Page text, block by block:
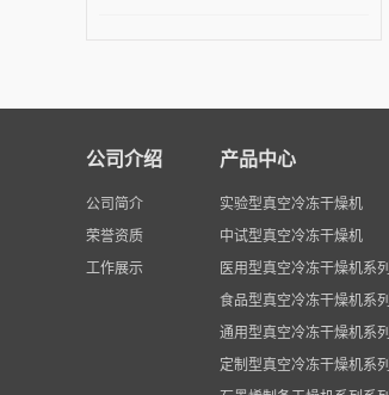
多的效益和价值，为
实现绿色生产，低碳
献。...
行各种酶类，肽类，
的生化层析分析试
验。也可用于其他需
或用于物品冷藏。专
的各种应用设计，可
备和其它简易安装的
仪器和设备。...
公司介绍
公司简介
荣誉资质
工作展示
产品中心
实验型真空冷冻干燥机
中试型真空冷冻干燥机
医用型真空冷冻干燥机系列
食品型真空冷冻干燥机系列
通用型真空冷冻干燥机系列
定制型真空冷冻干燥机系列